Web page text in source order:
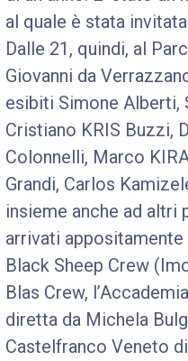
al quale è stata
Dalle 21, quindi, al
Giovanni da
esibiti Simone Alberti,
Cristiano KRIS Buzzi,
Colonnelli, Marco
Grandi, Carlos
insieme anche ad
arrivati
Black Sheep Crew
Blas Crew,
diretta da Michela
Castelfranco Veneto